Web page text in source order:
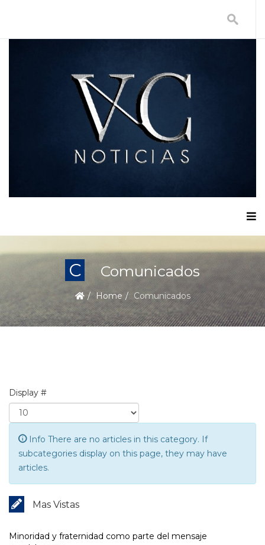
C Comunicados
Home Comunicados
Display #
Info There are no articles in this category. If
subcategories display on this page, they may have
articles.
Mas Vistas
Minoridad y fraternidad como parte del mensaje